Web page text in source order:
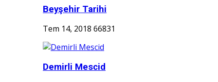
Beyşehir Tarihi
Tem 14, 2018 66831
Demirli Mescid